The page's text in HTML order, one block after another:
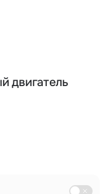
двигатель